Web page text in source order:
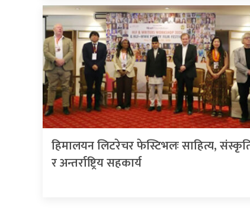
हिमालयन लिटरेचर फेस्टिभलः साहित्य,
र अन्तर्राष्ट्रिय सहकार्य